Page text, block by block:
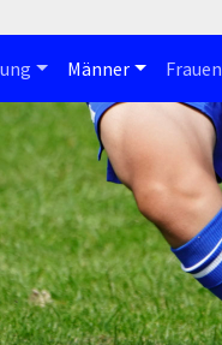
Männer Frauen